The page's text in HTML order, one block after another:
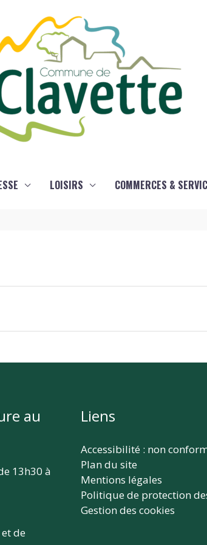
LOISIRS COMMERCES &
au
13h30 à
de
Liens
Accessibilité : non
Plan du site
Mentions légales
Politique de protection
Gestion des cookies